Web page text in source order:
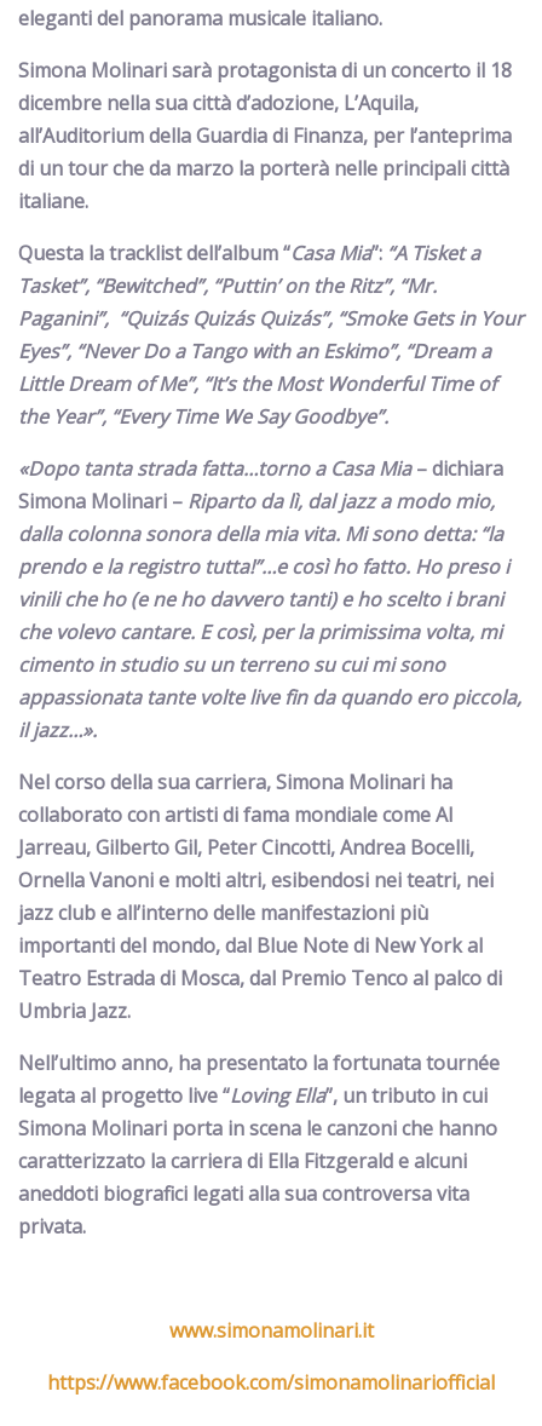
eleganti del panorama musicale italiano.
Simona Molinari sarà protagonista di un concerto il 18
dicembre nella sua città d’adozione, L’Aquila,
all’Auditorium della Guardia di Finanza, per l’anteprima
di un tour che da marzo la porterà nelle principali città
italiane.
Questa la tracklist dell’album “Casa Mia”: “A Tisket a
Tasket”, “Bewitched”, “Puttin’ on the Ritz”, “Mr.
Paganini”, “Quizás Quizás Quizás”, “Smoke Gets in Your
Eyes”, “Never Do a Tango with an Eskimo”, “Dream a
Little Dream of Me”, “It’s the Most Wonderful Time of
the Year”, “Every Time We Say Goodbye”.
«Dopo tanta strada fatta…torno a Casa Mia– dichiara
Simona Molinari – Riparto da lì, dal jazz a modo mio,
dalla colonna sonora della mia vita. Mi sono detta: “la
prendo e la registro tutta!”…e così ho fatto. Ho preso i
vinili che ho (e ne ho davvero tanti) e ho scelto i brani
che volevo cantare. E così, per la primissima volta, mi
cimento in studio su un terreno su cui mi sono
appassionata tante volte live fin da quando ero piccola,
il jazz…».
Nel corso della sua carriera, Simona Molinari ha
collaborato con artisti di fama mondiale comeAl
Jarreau, Gilberto Gil, Peter Cincotti, Andrea Bocelli,
Ornella Vanonie molti altri, esibendosi nei teatri, nei
jazz club e all’interno delle manifestazioni più
importanti del mondo, dal Blue Note di New York al
Teatro Estrada di Mosca, dal Premio Tenco al palco di
Umbria Jazz.
Nell’ultimo anno, ha presentato la fortunata tournée
legata al progetto live “Loving Ella”, un tributo in cui
Simona Molinari porta in scena le canzoni che hanno
caratterizzato la carriera di Ella Fitzgerald e alcuni
aneddoti biografici legati alla sua controversa vita
privata.
www.simonamolinari.it
https://www.facebook.com/simonamolinariofficial